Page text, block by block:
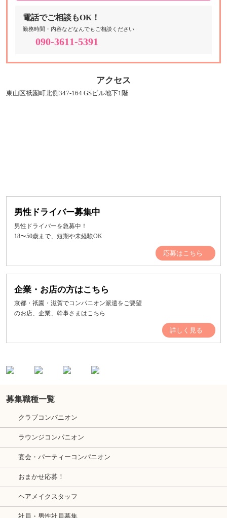
電話でご相談もOK！
勤務時間・内容などなんでもご相談ください
090-3611-5391
アクセス
東山区祇園町北側347-164 GSビル地下1階
男性ドライバー募集中
男性ドライバーを急募中！
18〜50歳まで、短期や未経験OK
応募はこちら
企業・お店の方はこちら
京都・祇園・滋賀でコンパニオン派遣をご要望
のお店、企業、幹事さまはこちら
詳しく見る
募集職種一覧
クラブコンパニオン
ラウンジコンパニオン
宴会・パーティーコンパニオン
おまかせ応募！
ヘアメイクスタッフ
社員・男性社員募集